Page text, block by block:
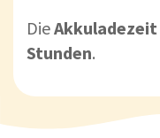
DieAkkuladezeit
Stunden.